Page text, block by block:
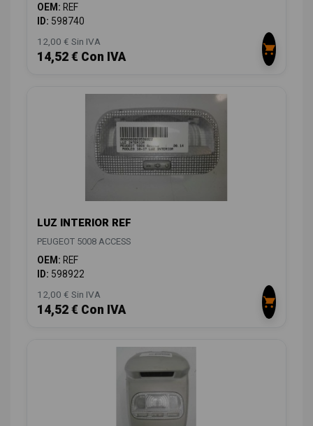
OEM: REF
ID: 598740
12,00 € Sin IVA
14,52 € Con IVA
LUZ INTERIOR REF
PEUGEOT 5008 ACCESS
OEM: REF
ID: 598922
12,00 € Sin IVA
14,52 € Con IVA